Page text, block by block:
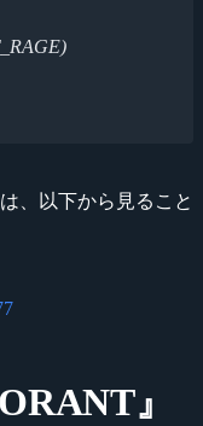
、以下から見ること
』